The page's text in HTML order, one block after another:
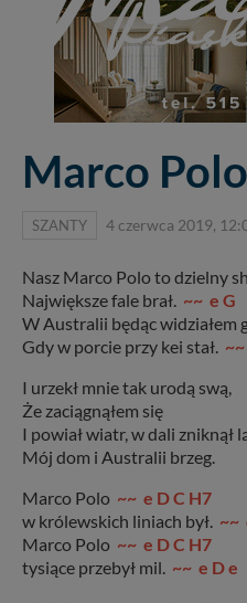
Marco Polo
SZANTY 4 czerwca 2019,
Nasz Marco Polo to dzielny
Największe fale brał. ~~ e G
W Australii będąc widziałem
Gdy w porcie przy kei stał.
I urzekł mnie tak urodą swą,
Że zaciągnąłem się
I powiał wiatr, w dali zniknął
Mój dom i Australii brzeg.
Marco Polo ~~ e D C H7
w królewskich liniach był. ~~
Marco Polo ~~ e D C H7
tysiące przebył mil. ~~ e D e